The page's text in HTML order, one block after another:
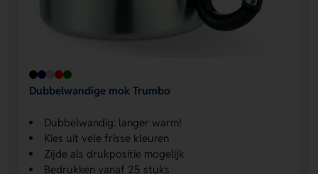
Dubbelwandige mok Trumbo
Dubbelwandig: langer warm!
Kies uit vele frisse kleuren
Zijde als drukpositie mogelijk
Bedrukken vanaf 25 stuks